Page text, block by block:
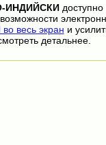
ИНДИЙСКИдоступно
весь экран и
детальнее.